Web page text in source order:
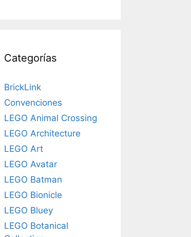
Categorías
BrickLink
Convenciones
LEGO Animal Crossing
LEGO Architecture
LEGO Art
LEGO Avatar
LEGO Batman
LEGO Bionicle
LEGO Bluey
LEGO Botanical